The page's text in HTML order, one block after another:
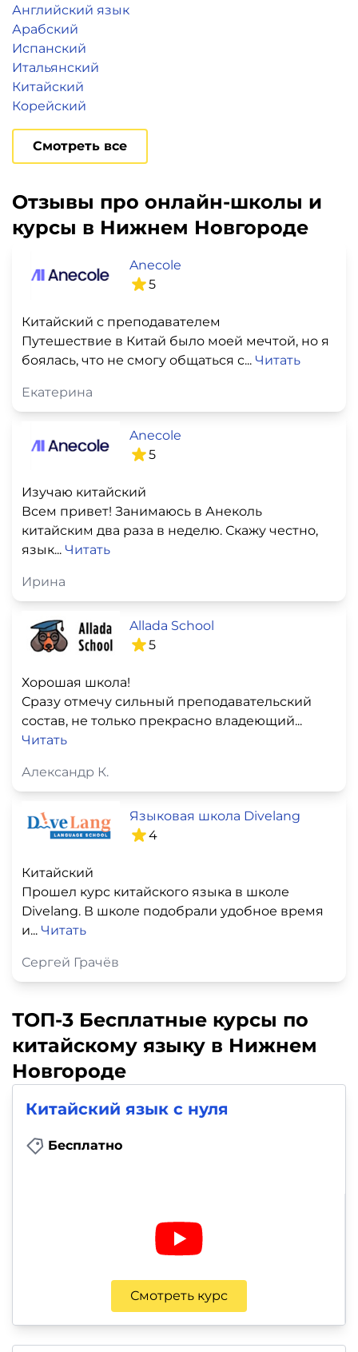
Английский язык
Арабский
Испанский
Итальянский
Китайский
Корейский
Смотреть все
Отзывы про онлайн-школы и
курсы в Нижнем Новгороде
Anecole
5
Китайский с преподавателем
Путешествие в Китай было моей мечтой, но я
боялась, что не смогу общаться с... Читать
Екатерина
Anecole
5
Изучаю китайский
Всем привет! Занимаюсь в Анеколь
китайским два раза в неделю. Скажу честно,
язык... Читать
Ирина
Allada School
5
Хорошая школа!
Сразу отмечу сильный преподавательский
состав, не только прекрасно владеющий...
Читать
Александр К.
Языковая школа Divelang
4
Китайский
Прошел курс китайского языка в школе
Divelang. В школе подобрали удобное время
и... Читать
Сергей Грачёв
ТОП-3 Бесплатные курсы по
китайскому языку в Нижнем
Новгороде
Китайский язык с нуля
Бесплатно
Смотреть курс